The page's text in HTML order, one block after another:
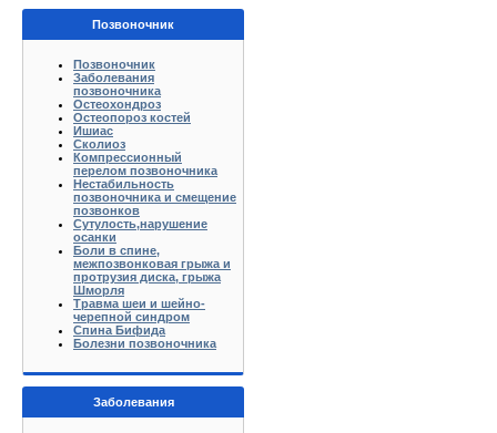
Позвоночник
Позвоночник
Заболевания
позвоночника
Остеохондроз
Остеопороз костей
Ишиас
Сколиоз
Компрессионный
перелом позвоночника
Нестабильность
позвоночника и смещение
позвонков
Сутулость,нарушение
осанки
Боли в спине,
межпозвонковая грыжа и
протрузия диска, грыжа
Шморля
Травма шеи и шейно-
черепной синдром
Спина Бифида
Болезни позвоночника
Заболевания